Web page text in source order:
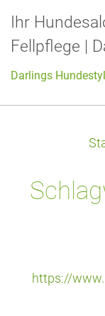
Ihr
Fellpflege |
Darlings
https://